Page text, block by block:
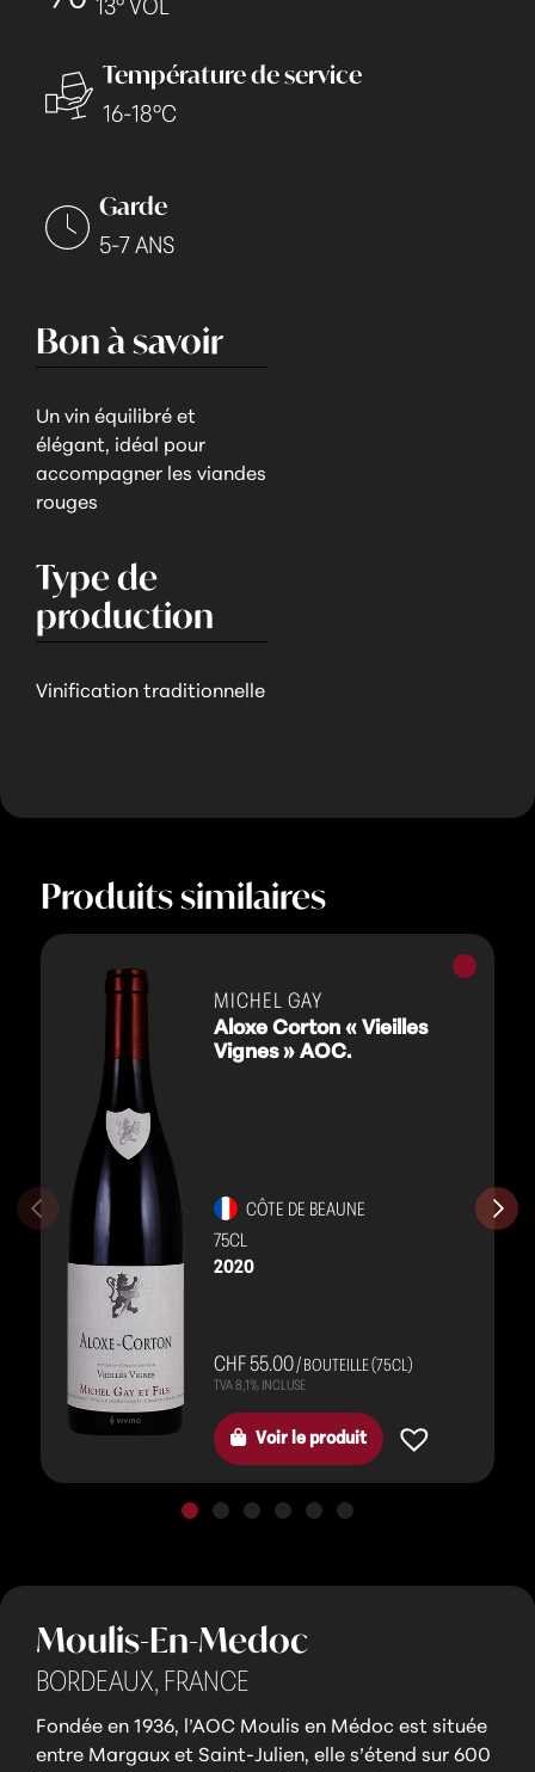
13° VOL
Température de service
16-18°C
Garde
5-7 ANS
Bon à savoir
Un vin équilibré et
élégant, idéal pour
accompagner les viandes
rouges
Type de
production
Vinification traditionnelle
Produits similaires
Vins
MICHEL GAY
Aloxe Corton « Vieilles
Vignes » AOC.
CÔTE DE BEAUNE
75CL
2020
CHF 55.00/ BOUTEILLE (75CL)
Voir le produit
Moulis-En-Medoc
BORDEAUX, FRANCE
Fondée en 1936, l’AOC Moulis en Médoc est située
entre Margaux et Saint-Julien, elle s’étend sur 600